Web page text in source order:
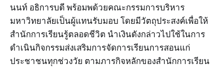
นนท์ อธิการบดี พร้อมพด้วยคณะกรรมการบริหาร
มหาวิทยาลัยเป็นผู้แทนรับมอบ โดยมีวัตถุประสงค์เพื่อให้
สำนักการเรียนรู้ตลอดชีวิต นำเงินดังกล่าวไปใช้ในการ
ดำเนินกิจกรรมส่งเสริมการจัดการเรียนการสอนแก่
ประชาชนทุกช่วงวัย ตามภารกิจหลักของสำนักการเรียน